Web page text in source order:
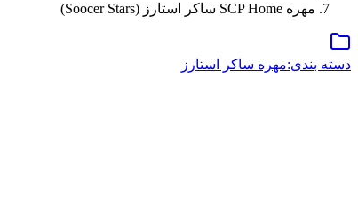
مهره SCP Home ساکر استارز (Soocer Stars)
دسته بندی:مهره ساکر استارز